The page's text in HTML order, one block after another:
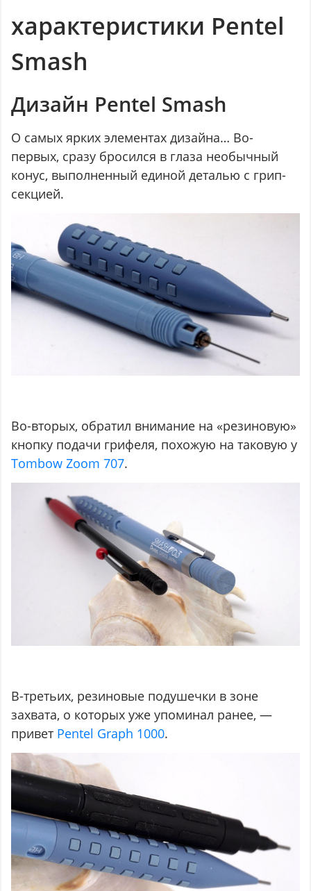
характеристики Pentel
Smash
Дизайн Pentel Smash
О самых ярких элементах дизайна… Во-
первых, сразу бросился в глаза необычный
конус, выполненный единой деталью с грип-
секцией.
Во-вторых, обратил внимание на «резиновую»
кнопку подачи грифеля, похожую на таковую у
Tombow Zoom 707.
В-третьих, резиновые подушечки в зоне
захвата, о которых уже упоминал ранее, —
привет Pentel Graph 1000.